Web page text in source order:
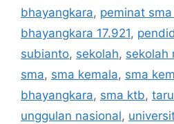
bhayangkara, peminat
bhayangkara 17.921,
subianto, sekolah, sekolah
sma, sma kemala, sma
bhayangkara, sma ktb,
unggulan nasional,